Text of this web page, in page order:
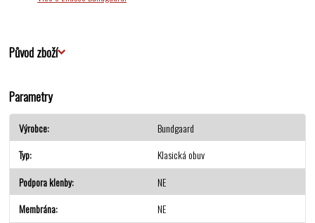
Původ zboží
Parametry
Výrobce
Bundgaard
Typ
Klasická obuv
Podpora klenby
NE
Membrána
NE